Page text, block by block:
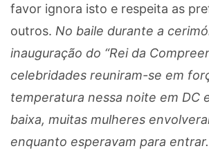
favor ignora isto e respeita as
outros. No baile durante a
inauguração do “Rei da
celebridades reuniram-se em
temperatura nessa noite em DC
baixa, muitas mulheres
enquanto esperavam para